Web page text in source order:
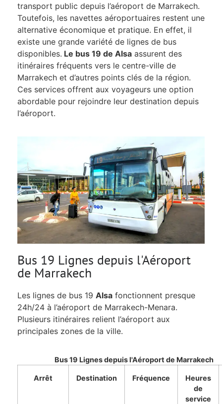
transport public depuis l’aéroport de Marrakech.
Toutefois, les navettes aéroportuaires restent une
alternative économique et pratique. En effet, il
existe une grande variété de lignes de bus
disponibles. Le bus 19 de Alsa assurent des
itinéraires fréquents vers le centre-ville de
Marrakech et d’autres points clés de la région.
Ces services offrent aux voyageurs une option
abordable pour rejoindre leur destination depuis
l’aéroport.
Bus 19 Lignes depuis l'Aéroport
de Marrakech
Les lignes de bus 19 Alsa fonctionnent presque
24h/24 à l’aéroport de Marrakech-Menara.
Plusieurs itinéraires relient l’aéroport aux
principales zones de la ville.
Bus 19 Lignes depuis l'Aéroport de Marrakech
Arrêt Destination Fréquence
Heures
de
service